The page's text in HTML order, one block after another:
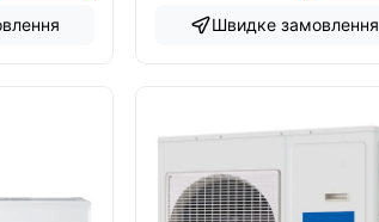
Швидке замовлення